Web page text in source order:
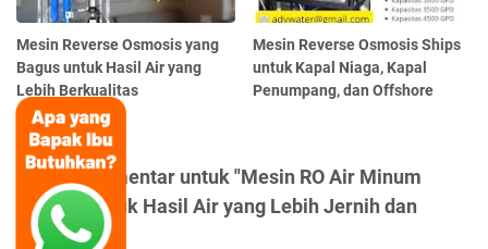
Mesin Reverse Osmosis yang
Bagus untuk Hasil Air yang
Lebih Berkualitas
Mesin Reverse Osmosis Ships
untuk Kapal Niaga, Kapal
Penumpang, dan Offshore
Posting Komentar untuk "Mesin RO Air Minum
Terbaik untuk Hasil Air yang Lebih Jernih dan
Aman"